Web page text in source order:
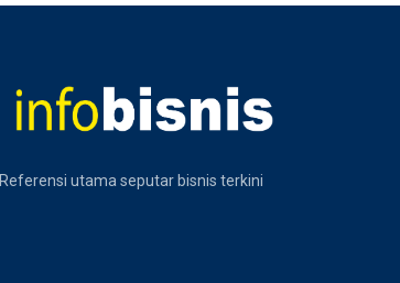
Referensi utama seputar bisnis terkini